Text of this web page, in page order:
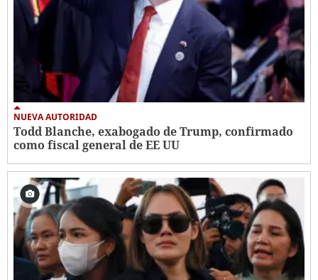
NUEVA AUTORIDAD
Todd Blanche, exabogado de Trump, confirmado
como fiscal general de EE UU